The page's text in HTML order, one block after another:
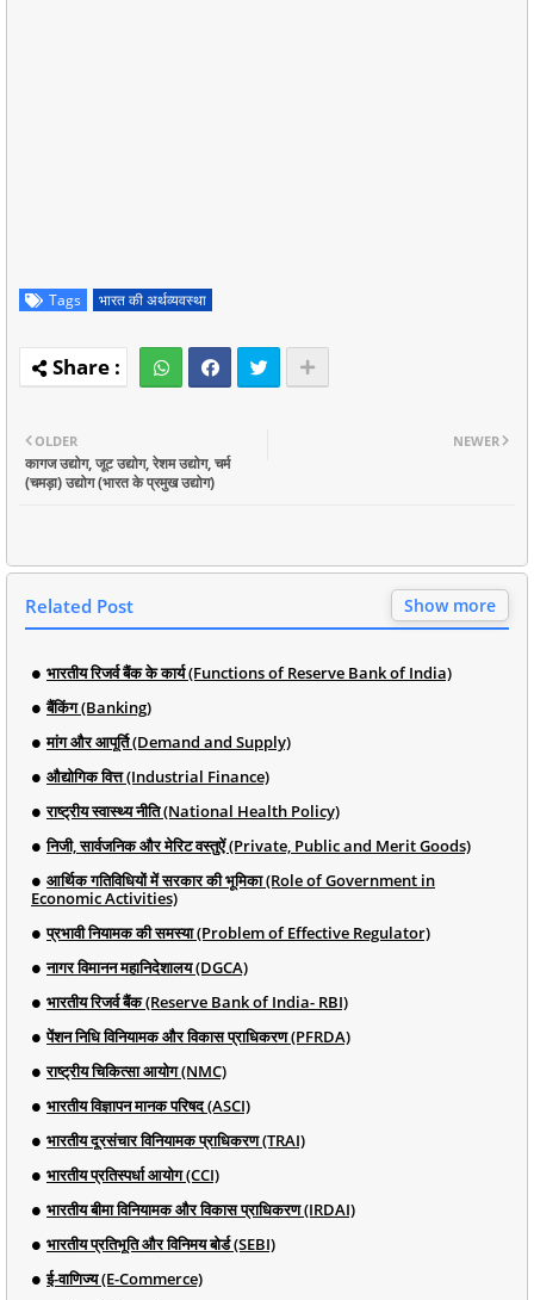
Tags भारत की अर्थव्यवस्था
NEWER
OLDER
कागज उद्योग, जूट उद्योग, रेशम उद्योग, चर्म
(चमड़ा) उद्योग (भारत के प्रमुख उद्योग)
Related Post Show more
भारतीय रिजर्व बैंक के कार्य (Functions of Reserve Bank of India)
बैंकिंग (Banking)
मांग और आपूर्ति (Demand and Supply)
औद्योगिक वित्त (Industrial Finance)
राष्ट्रीय स्वास्थ्य नीति (National Health Policy)
निजी, सार्वजनिक और मेरिट वस्तुऐं (Private, Public and Merit Goods)
आर्थिक गतिविधियों में सरकार की भूमिका (Role of Government in
Economic Activities)
प्रभावी नियामक की समस्या (Problem of Effective Regulator)
नागर विमानन महानिदेशालय (DGCA)
भारतीय रिजर्व बैंक (Reserve Bank of India- RBI)
पेंशन निधि विनियामक और विकास प्राधिकरण (PFRDA)
राष्ट्रीय चिकित्सा आयोग (NMC)
भारतीय विज्ञापन मानक परिषद (ASCI)
भारतीय दूरसंचार विनियामक प्राधिकरण (TRAI)
भारतीय प्रतिस्पर्धा आयोग (CCI)
भारतीय बीमा विनियामक और विकास प्राधिकरण (IRDAI)
भारतीय प्रतिभूति और विनिमय बोर्ड (SEBI)
ई-वाणिज्य (E-Commerce)